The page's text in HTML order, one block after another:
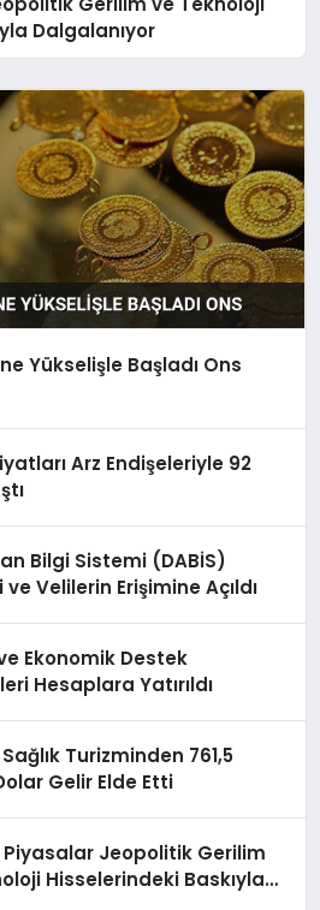
Dalgalanıyor
Yükselişle Başladı Ons
Arz Endişeleriyle 92
Bilgi Sistemi (DABİS)
Velilerin Erişimine Açıldı
Ekonomik Destek
Hesaplara Yatırıldı
Turizminden 761,5
Gelir Elde Etti
Piyasalar Jeopolitik Gerilim
Hisselerindeki Baskıyla